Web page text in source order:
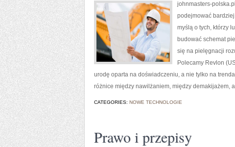
johnmasters-
podejmować
myślą o tych, którzy
budować schemat
się na pielęgnacji
Polecamy Revlon
urodę oparta na doświadczeniu, a nie tylko na
różnice między nawilżaniem, między demakijażem,
CATEGORIES: NOWE TECHNOLOGIE
Prawo i przepisy